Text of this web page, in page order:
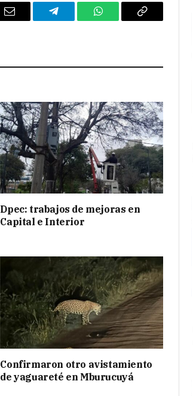
Email Telegram WhatsAppCopy
Dpec: trabajos de mejoras en
Capital e Interior
Confirmaron otro avistamiento
de yaguareté en Mburucuyá